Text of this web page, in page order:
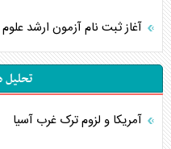
آغاز ثبت نام آزمون ارشد
تحلیل
آمریکا و لزوم ترک غرب آسیا